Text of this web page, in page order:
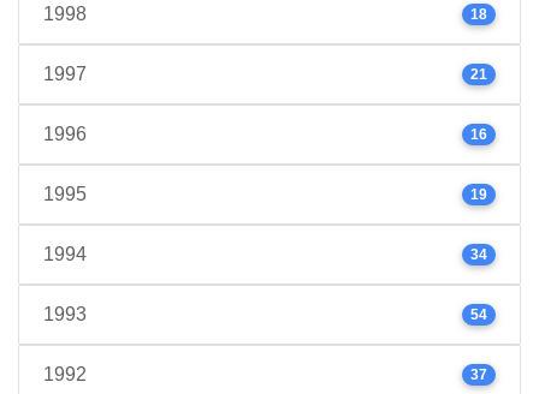
1998 18
1997 21
1996 16
1995 19
1994 34
1993 54
1992 37